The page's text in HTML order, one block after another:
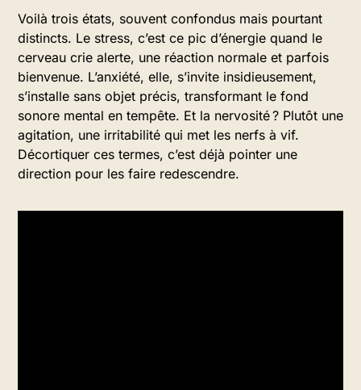
Voilà trois états, souvent confondus mais pourtant
distincts. Le stress, c’est ce pic d’énergie quand le
cerveau crie alerte, une réaction normale et parfois
bienvenue. L’anxiété, elle, s’invite insidieusement,
s’installe sans objet précis, transformant le fond
sonore mental en tempête. Et la nervosité ? Plutôt une
agitation, une irritabilité qui met les nerfs à vif.
Décortiquer ces termes, c’est déjà pointer une
direction pour les faire redescendre.